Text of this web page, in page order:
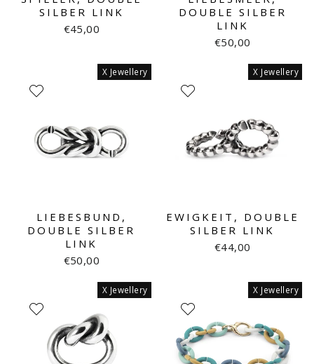
SILBER LINK
€45,00
DOUBLE SILBER
LINK
€50,00
X Jewellery
LIEBESBUND,
DOUBLE SILBER
LINK
€50,00
X Jewellery
EWIGKEIT, DOUBLE
SILBER LINK
€44,00
X Jewellery X Jewellery